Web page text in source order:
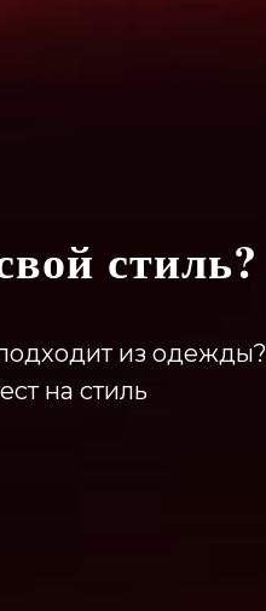
стиль?
из одежды?
на стиль